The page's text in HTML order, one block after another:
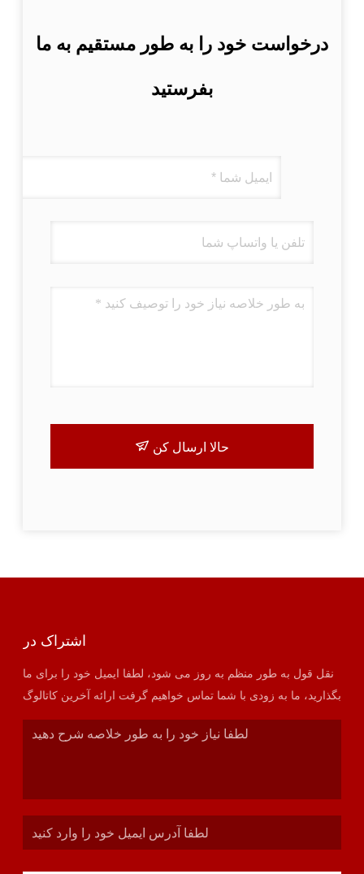
درخواست خود را به طور مستقیم به ما
بفرستید
حالا ارسال کن
اشتراک در
نقل قول به طور منظم به روز می شود، لطفا ایمیل خود را برای ما
بگذارید، ما به زودی با شما تماس خواهیم گرفت ارائه آخرین کاتالوگ